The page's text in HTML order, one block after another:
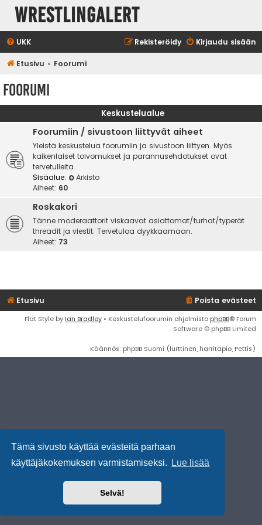
Tämä sivusto käyttää evästeitä parhaan
käyttäjäkokemuksen varmistamiseksi.
Lue lisää
Selvä!
WrestlingAlert
UKK Kirjaudu sisään
Rekisteröidy
Etusivu Foorumi
Foorumi
Keskustelualue
Foorumiin / sivustoon liittyvät aiheet
Yleistä keskustelua foorumiin ja sivustoon liittyen. Myös
kaikenlaiset toivomukset ja parannusehdotukset ovat
tervetulleita.
Sisäalue:
Arkisto
Aiheet: 60
Roskakori
Tänne moderaattorit viskaavat asiattomat/turhat/typerät
threadit ja viestit. Tervetuloa dyykkaamaan.
Aiheet: 73
Etusivu Poista evästeet
Flat Style by Ian Bradley • Keskustelufoorumin ohjelmisto phpBB® Forum
Software © phpBB Limited
Käännös: phpBB Suomi (lurttinen, harritapio, Pettis)